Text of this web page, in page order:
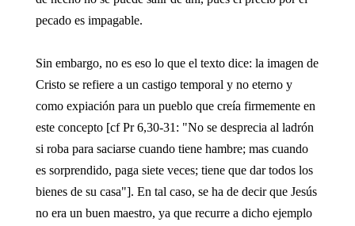
pecado es impagable.
Sin embargo, no es eso lo que el texto dice: la imagen de
Cristo se refiere a un castigo temporal y no eterno y
como expiación para un pueblo que creía firmemente en
este concepto [cf Pr 6,30-31: "No se desprecia al ladrón
si roba para saciarse cuando tiene hambre; mas cuando
es sorprendido, paga siete veces; tiene que dar todos los
bienes de su casa"]. En tal caso, se ha de decir que Jesús
no era un buen maestro, ya que recurre a dicho ejemplo